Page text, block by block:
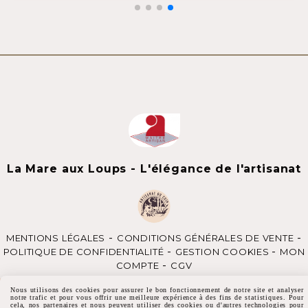
La Mare aux Loups - L'élégance de l'artisanat
MENTIONS LÉGALES
CONDITIONS GÉNÉRALES DE VENTE
POLITIQUE DE CONFIDENTIALITÉ
GESTION COOKIES
MON
COMPTE
CGV
Nous utilisons des cookies pour assurer le bon fonctionnement de notre site et analyser
notre trafic et pour vous offrir une meilleure expérience à des fins de statistiques. Pour
cela, nos partenaires et nous peuvent utiliser des cookies ou d'autres technologies pour